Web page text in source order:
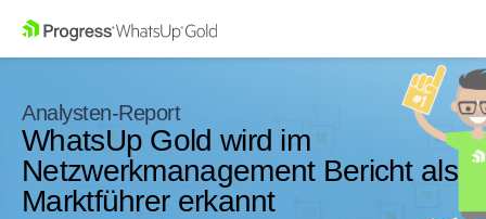
Analysten-Report
WhatsUp Gold wird im
Netzwerkmanagement Bericht als
Marktführer erkannt